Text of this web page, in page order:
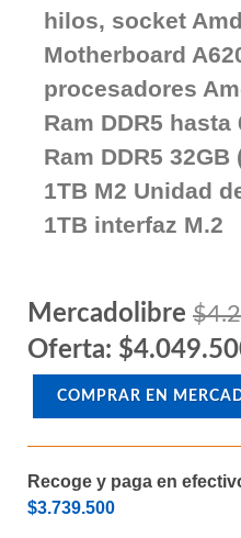
hilos, socket
Motherboard
procesadores
Ram DDR5
Ram DDR5 32GB
1TB M2 Unidad
1TB interfaz M.2
Mercadolibre
Oferta:
COMPRAR EN
Recoge y paga en
$3.739.500